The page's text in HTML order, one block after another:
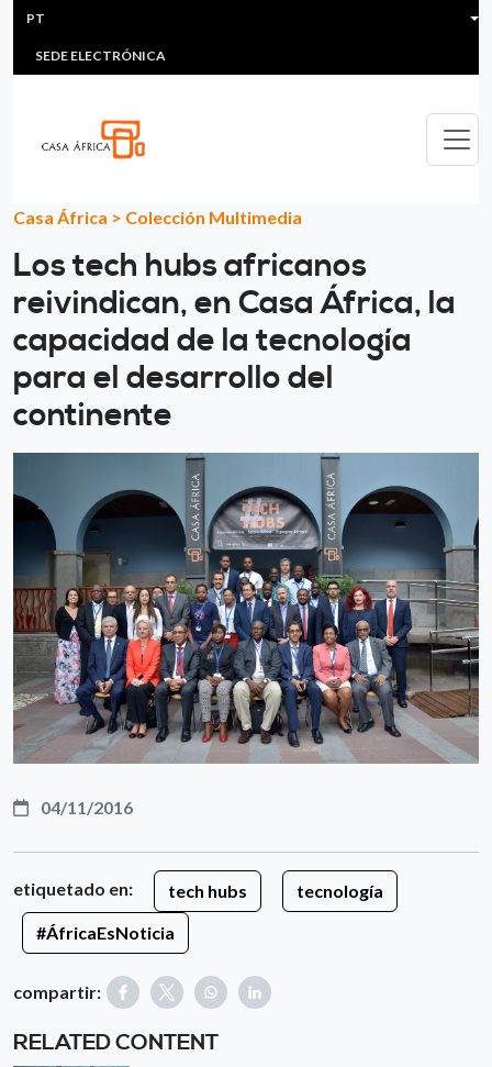
Passar para o conteúdo principal
HEADER MENU
MULTIMEDIA
SEDE ELECTRÓNICA
PT
Casa África > Colección Multimedia
Los tech hubs africanos
reivindican, en Casa África, la
capacidad de la tecnología
para el desarrollo del
continente
04/11/2016
etiquetado en: tech hubs
tecnología
#ÁfricaEsNoticia
compartir:
RELATED CONTENT